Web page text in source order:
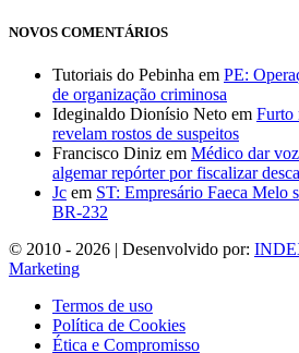
NOVOS COMENTÁRIOS
Tutoriais do Pebinha em PE:
de organização criminosa
Ideginaldo Dionísio Neto em Furto
revelam rostos de suspeitos
Francisco Diniz em Médico dar
algemar repórter por fiscalizar
Jc em ST: Empresário Faeca Melo
BR-232
© 2010 - 2026 | Desenvolvido por:
Marketing
Termos de uso
Política de Cookies
Ética e Compromisso